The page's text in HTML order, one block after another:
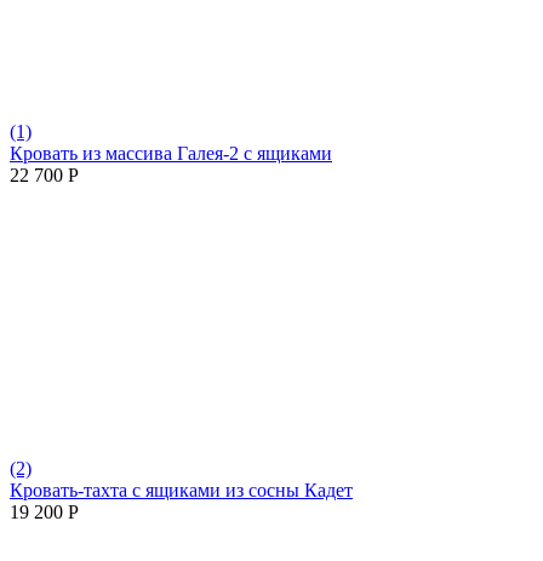
(1)
Кровать из массива Галея-2 с ящиками
22 700 Р
(2)
Кровать-тахта с ящиками из сосны Кадет
19 200 Р